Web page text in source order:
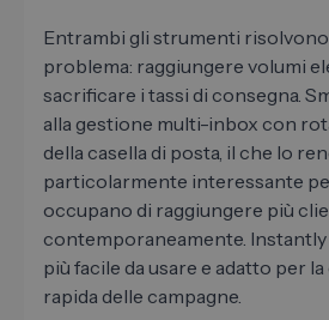
Entrambi gli strumenti
problema: raggiungere volumi
sacrificare i tassi di consegna.
alla gestione multi-inbox con
della casella di posta, il che lo
particolarmente interessante
occupano di raggiungere più
contemporaneamente.
più facile da usare e adatto per
rapida delle campagne.